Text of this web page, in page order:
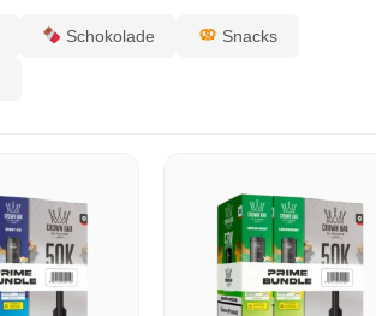
Schokolade Snacks